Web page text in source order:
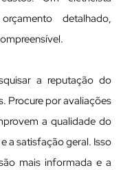
detalhado,
a reputação do
Procure por avaliações
a qualidade do
a satisfação geral. Isso
mais informada e a